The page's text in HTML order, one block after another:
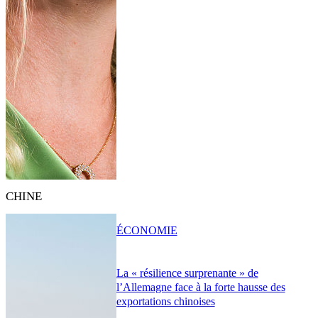
CHINE
La « résilience surprenante » de
l’Allemagne face à la forte hausse des
exportations chinoises
ÉCONOMIE